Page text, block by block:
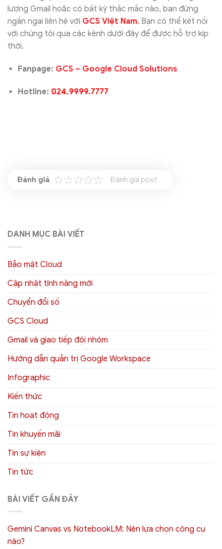
lượng Gmail hoặc có bất kỳ thắc mắc nào, bạn đừng
ngần ngại liên hệ với GCS Việt Nam. Bạn có thể kết nối
với chúng tôi qua các kênh dưới đây để được hỗ trợ kịp
thời.
Fanpage: GCS – Google Cloud Solutions
Hotline: 024.9999.7777
Đánh giá post
DANH MỤC BÀI VIẾT
Bảo mật Cloud
Cập nhật tính năng mới
Chuyển đổi số
GCS Cloud
Gmail và giao tiếp đội nhóm
Hướng dẫn quản trị Google Workspace
Infographic
Kiến thức
Tin hoạt động
Tin khuyến mãi
Tin sự kiện
Tin tức
BÀI VIẾT GẦN ĐÂY
Gemini Canvas vs NotebookLM: Nên lựa chọn công cụ
nào?